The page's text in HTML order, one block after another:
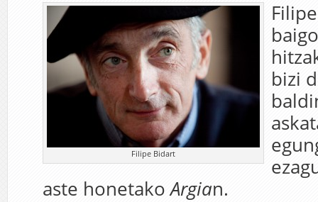
Filipe Bidart
bizi
aste honetakoArgian.